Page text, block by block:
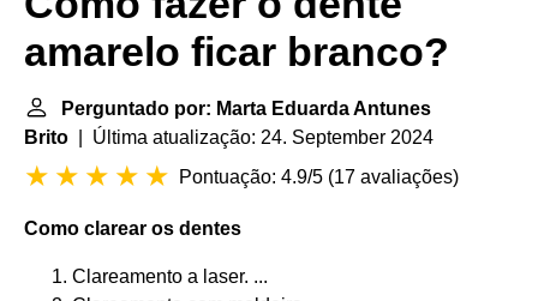
amarelo ficar branco?
Perguntado por: Marta Eduarda Antunes
Brito | Última atualização: 24. September 2024
Pontuação: 4.9/5 (17 avaliações)
Como clarear os dentes
Clareamento a laser. ...